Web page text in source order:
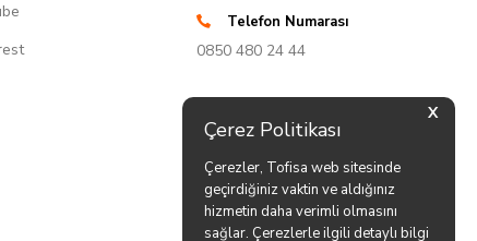
X
Çerez Politikası
Çerezler, Tofisa web sitesinde
geçirdiğiniz vaktin ve aldığınız
hizmetin daha verimli olmasını
sağlar. Çerezlerle ilgili detaylı bilgi
Telefon Numarası
0850 480 24 44